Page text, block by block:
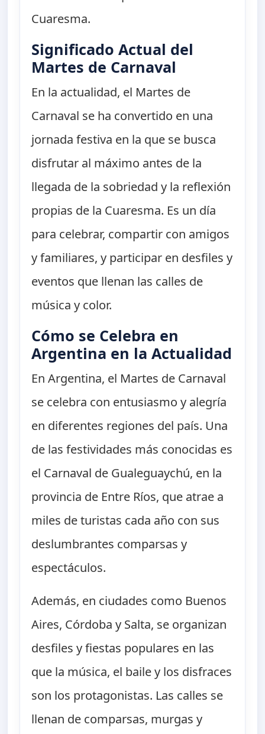
Cuaresma.
Significado Actual del
Martes de Carnaval
En la actualidad, el Martes de
Carnaval se ha convertido en una
jornada festiva en la que se busca
disfrutar al máximo antes de la
llegada de la sobriedad y la reflexión
propias de la Cuaresma. Es un día
para celebrar, compartir con amigos
y familiares, y participar en desfiles y
eventos que llenan las calles de
música y color.
Cómo se Celebra en
Argentina en la Actualidad
En Argentina, el Martes de Carnaval
se celebra con entusiasmo y alegría
en diferentes regiones del país. Una
de las festividades más conocidas es
el Carnaval de Gualeguaychú, en la
provincia de Entre Ríos, que atrae a
miles de turistas cada año con sus
deslumbrantes comparsas y
espectáculos.
Además, en ciudades como Buenos
Aires, Córdoba y Salta, se organizan
desfiles y fiestas populares en las
que la música, el baile y los disfraces
son los protagonistas. Las calles se
llenan de comparsas, murgas y